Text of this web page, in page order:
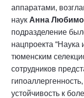
аппаратами,
наук Анна
подразделение
нацпроекта
тюменским
сотрудников
устойчивость к